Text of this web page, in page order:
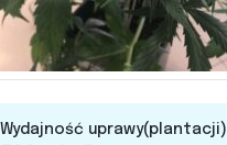
Wydajność uprawy(plantacji)